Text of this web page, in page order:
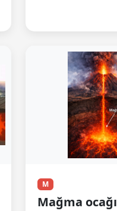
M
Mağma ocağı